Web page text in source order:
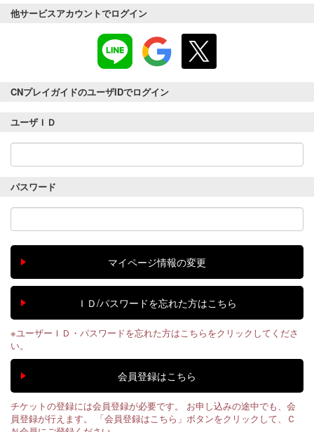
他サービスアカウントでログイン
CNプレイガイドのユーザIDでログイン
ユーザＩＤ
パスワード
※ユーザーＩＤ・パスワードを忘れた方はこちらをクリックしてくださ
い。
チケットの登録には会員登録が必要です。 お申し込みの途中でも、会
員登録が行えます。 「会員登録はこちら」ボタンをクリックして、Ｃ